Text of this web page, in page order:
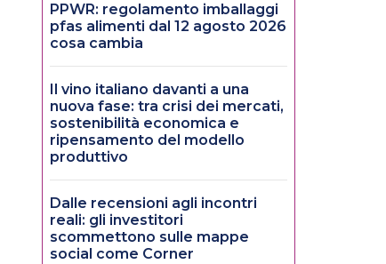
PPWR: regolamento imballaggi
pfas alimenti dal 12 agosto 2026
cosa cambia
Il vino italiano davanti a una
nuova fase: tra crisi dei mercati,
sostenibilità economica e
ripensamento del modello
produttivo
Dalle recensioni agli incontri
reali: gli investitori
scommettono sulle mappe
social come Corner